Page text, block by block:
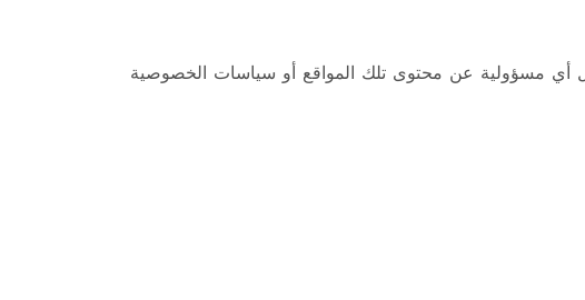
أي مسؤولية عن محتوى تلك المواقع أو سياسات الخصوصية